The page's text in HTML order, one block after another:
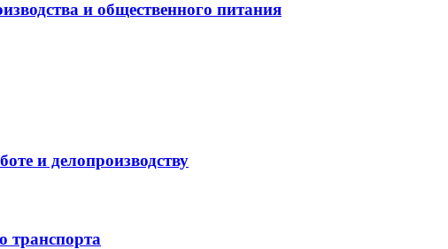
и общественного питания
и делопроизводству
транспорта